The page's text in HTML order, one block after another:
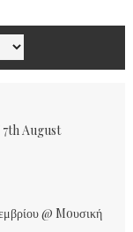
August
@ Moυσική